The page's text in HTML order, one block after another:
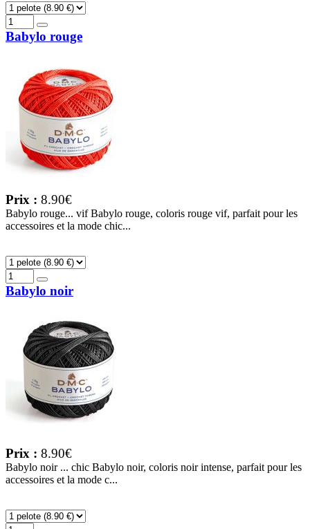
Babylo rouge
Prix : 8.90€
Babylo rouge... vif Babylo rouge, coloris rouge vif, parfait pour les
accessoires et la mode chic...
Babylo noir
Prix : 8.90€
Babylo noir ... chic Babylo noir, coloris noir intense, parfait pour les
accessoires et la mode c...